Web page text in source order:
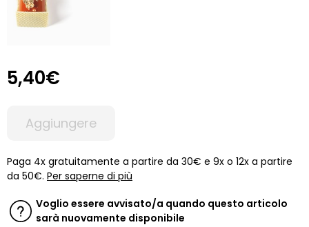
5,40€
Aggiungere
Paga 4x gratuitamente a partire da 30€ e 9x o 12x a partire
da 50€. Per saperne di più
Voglio essere avvisato/a quando questo articolo
sarà nuovamente disponibile